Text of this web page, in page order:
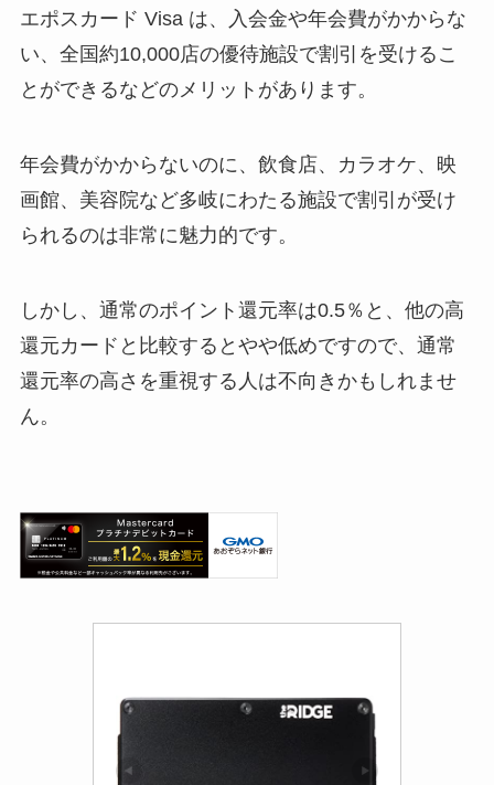
エポスカード Visa は、入会金や年会費がかからな
い、全国約10,000店の優待施設で割引を受けるこ
とができるなどのメリットがあります。
年会費がかからないのに、飲食店、カラオケ、映
画館、美容院など多岐にわたる施設で割引が受け
られるのは非常に魅力的です。
しかし、通常のポイント還元率は0.5％と、他の高
還元カードと比較するとやや低めですので、通常
還元率の高さを重視する人は不向きかもしれませ
ん。